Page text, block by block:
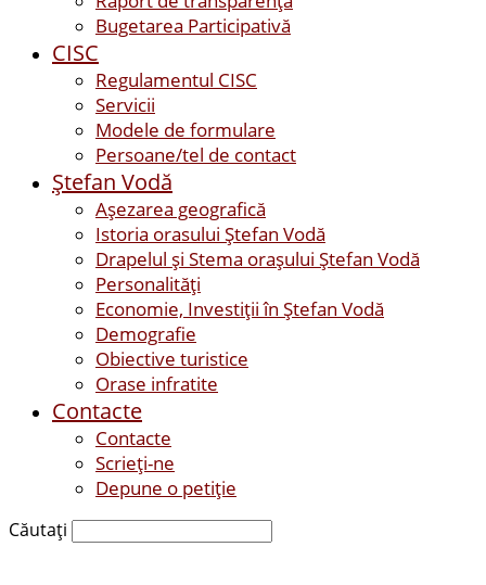
Bugetarea Participativă
CISC
Regulamentul CISC
Servicii
Modele de formulare
Persoane/tel de contact
Ştefan Vodă
Așezarea geografică
Istoria orasului Ştefan Vodă
Drapelul şi Stema oraşului Ştefan Vodă
Personalităţi
Economie, Investiţii în Ştefan Vodă
Demografie
Obiective turistice
Orase infratite
Contacte
Contacte
Scrieți-ne
Depune o petiție
Căutați